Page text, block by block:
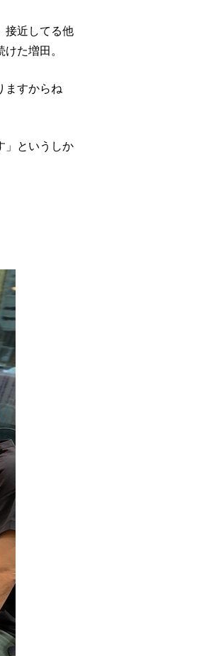
接近してる他
た増田。
ますからね
」というしか